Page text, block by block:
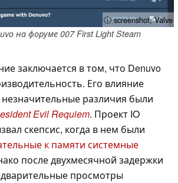
ⓘ screenshot, Valve
на форуме 007 First Light Steam
заключается в том, что Denuvo
Его влияние
незначительные различия были
Evil Requiem. Проект IO
скепсис, когда в нем были
к памяти системные
после двухмесячной задержки
просмотры